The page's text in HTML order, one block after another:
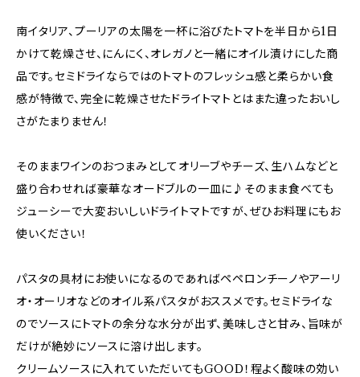
南イタリア、プーリアの太陽を一杯に浴びたトマトを半日から1日
かけて乾燥させ、にんにく、オレガノと一緒にオイル漬けにした商
品です。セミドライならではのトマトのフレッシュ感と柔らかい食
感が特徴で、完全に乾燥させたドライトマトとはまた違ったおいし
さがたまりません！
そのままワインのおつまみとしてオリーブやチーズ、生ハムなどと
盛り合わせれば豪華なオードブルの一皿に♪そのまま食べても
ジューシーで大変おいしいドライトマトですが、ぜひお料理にもお
使いください！
パスタの具材にお使いになるのであればペペロンチーノやアーリ
オ・オーリオなどのオイル系パスタがおススメです。セミドライな
のでソースにトマトの余分な水分が出ず、美味しさと甘み、旨味が
だけが絶妙にソースに溶け出します。
クリームソースに入れていただいてもGOOD！程よく酸味の効い